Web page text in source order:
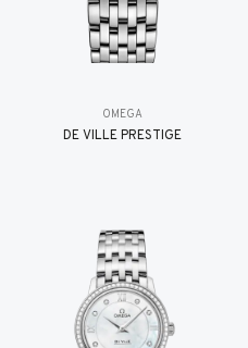
OMEGA
DE VILLE PRESTIGE